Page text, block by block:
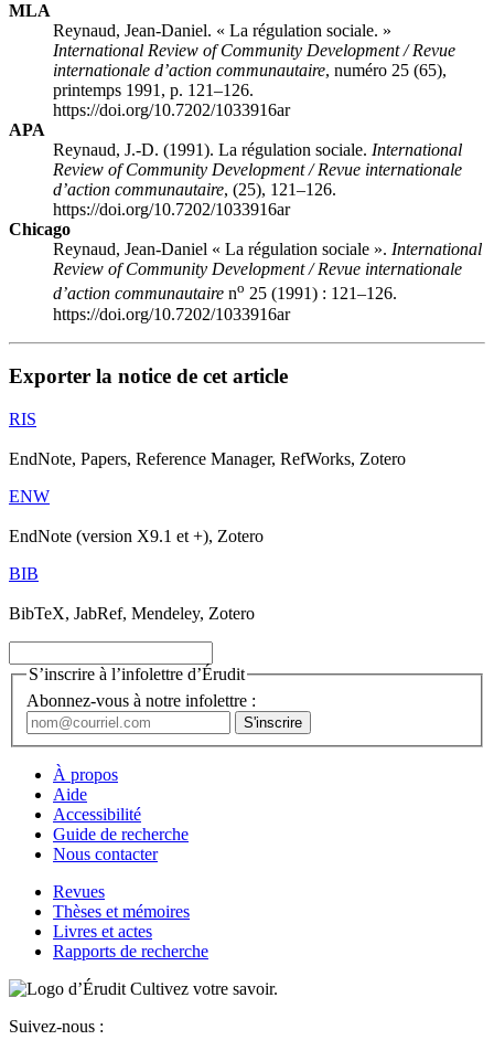
MLA
Reynaud, Jean-Daniel. « La régulation sociale. »
International Review of Community Development / Revue
internationale d’action communautaire, numéro 25 (65),
printemps 1991, p. 121–126.
https://doi.org/10.7202/1033916ar
APA
Reynaud, J.-D. (1991). La régulation sociale. International
Review of Community Development / Revue internationale
d’action communautaire, (25), 121–126.
https://doi.org/10.7202/1033916ar
Chicago
Reynaud, Jean-Daniel « La régulation sociale ». International
Review of Community Development / Revue internationale
d’action communautaire no 25 (1991) : 121–126.
https://doi.org/10.7202/1033916ar
Exporter la notice de cet article
RIS
EndNote, Papers, Reference Manager, RefWorks, Zotero
ENW
EndNote (version X9.1 et +), Zotero
BIB
BibTeX, JabRef, Mendeley, Zotero
S’inscrire à l’infolettre d’Érudit
Abonnez-vous à notre infolettre :
À propos
Aide
Accessibilité
Guide de recherche
Nous contacter
Revues
Thèses et mémoires
Livres et actes
Rapports de recherche
Cultivez votre savoir.
Suivez-nous :